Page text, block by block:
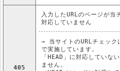
405
入力したURLのページが当
対応していません
→ 当サイトのURLチェック
で実施しています。
「HEAD」に対応していな
ません。